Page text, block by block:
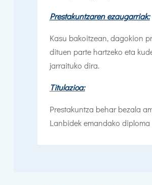
Prestakuntzaren ezaugarriak:
Kasu bakoitzean, dagokion
dituen parte hartzeko eta
jarraituko dira.
Titulazioa:
Prestakuntza behar bezala
Lanbidek emandako diploma